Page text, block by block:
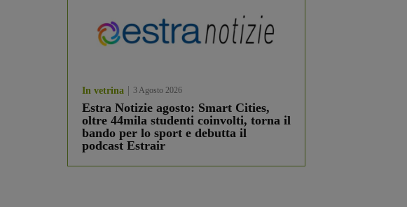
In vetrina 3 Agosto 2026
Estra Notizie agosto: Smart Cities,
oltre 44mila studenti coinvolti, torna il
bando per lo sport e debutta il
podcast Estrair